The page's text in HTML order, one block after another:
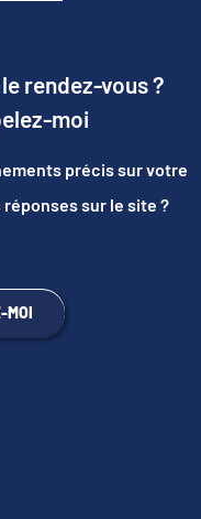
rendez-vous ?
moi
précis sur votre
sur le site ?
MOI